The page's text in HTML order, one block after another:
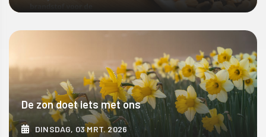
ONTDEK MEER
De zon doet iets met ons
DINSDAG, 03 MRT. 2026